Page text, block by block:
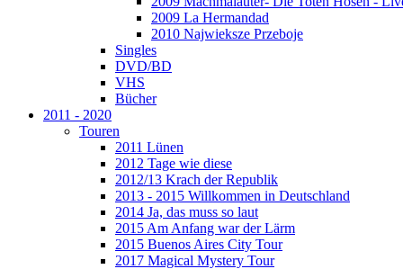
2009 La Hermandad
2010 Najwieksze Przeboje
Singles
DVD/BD
VHS
Bücher
2011 - 2020
Touren
2011 Lünen
2012 Tage wie diese
2012/13 Krach der Republik
2013 - 2015 Willkommen in Deutschland
2014 Ja, das muss so laut
2015 Am Anfang war der Lärm
2015 Buenos Aires City Tour
2017 Magical Mystery Tour